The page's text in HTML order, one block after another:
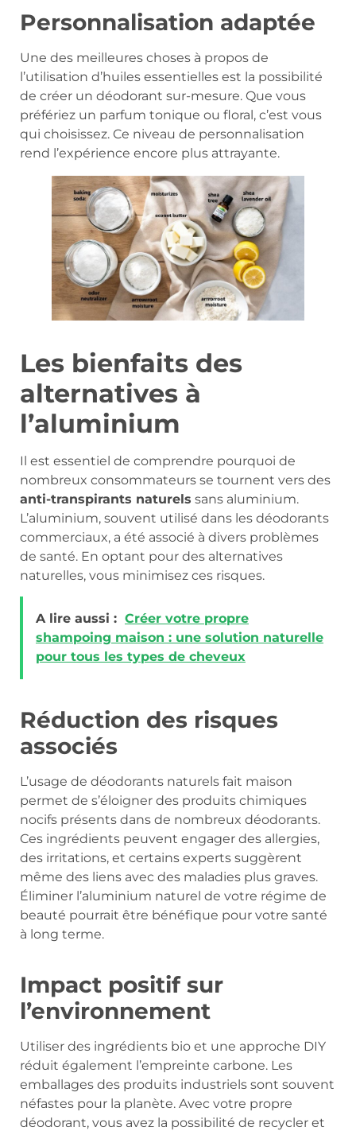
Personnalisation adaptée
Une des meilleures choses à propos de
l’utilisation d’huiles essentielles est la possibilité
de créer un déodorant sur-mesure. Que vous
préfériez un parfum tonique ou floral, c’est vous
qui choisissez. Ce niveau de personnalisation
rend l’expérience encore plus attrayante.
Les bienfaits des
alternatives à
l’aluminium
Il est essentiel de comprendre pourquoi de
nombreux consommateurs se tournent vers des
anti-transpirants naturels sans aluminium.
L’aluminium, souvent utilisé dans les déodorants
commerciaux, a été associé à divers problèmes
de santé. En optant pour des alternatives
naturelles, vous minimisez ces risques.
A lire aussi : Créer votre propre
shampoing maison : une solution naturelle
pour tous les types de cheveux
Réduction des risques
associés
L’usage de déodorants naturels fait maison
permet de s’éloigner des produits chimiques
nocifs présents dans de nombreux déodorants.
Ces ingrédients peuvent engager des allergies,
des irritations, et certains experts suggèrent
même des liens avec des maladies plus graves.
Éliminer l’aluminium naturel de votre régime de
beauté pourrait être bénéfique pour votre santé
à long terme.
Impact positif sur
l’environnement
Utiliser des ingrédients bio et une approche DIY
réduit également l’empreinte carbone. Les
emballages des produits industriels sont souvent
néfastes pour la planète. Avec votre propre
déodorant, vous avez la possibilité de recycler et